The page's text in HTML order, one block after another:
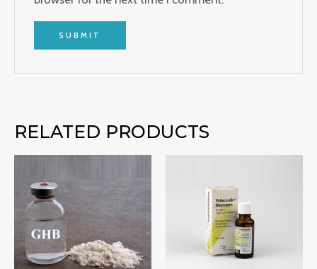
RELATED PRODUCTS
€250.00
through
€1,200.00